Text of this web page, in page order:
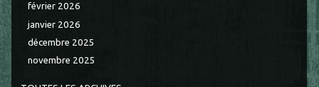
février 2026
janvier 2026
décembre 2025
novembre 2025